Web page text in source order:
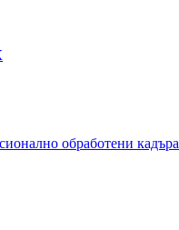
обработени кадъра